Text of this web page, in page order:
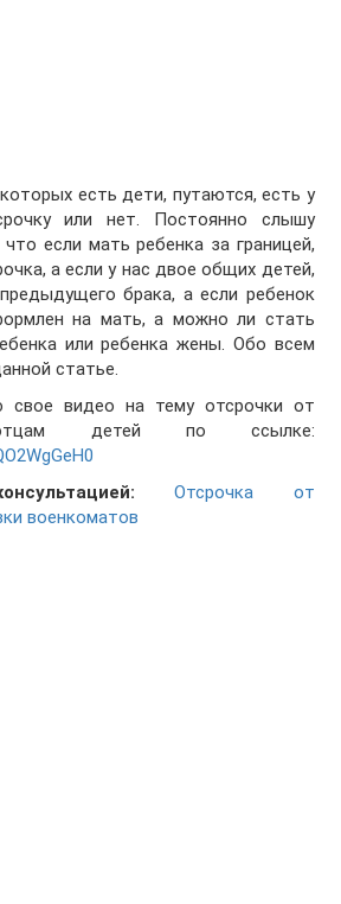
есть дети, путаются, есть у
или нет. Постоянно слышу
если мать ребенка за границей,
а если у нас двое общих детей,
брака, а если ребенок
на мать, а можно ли стать
или ребенка жены. Обо всем
статье.
свое видео на тему отсрочки от
отцам детей по ссылке:
Отсрочка от
военкоматов